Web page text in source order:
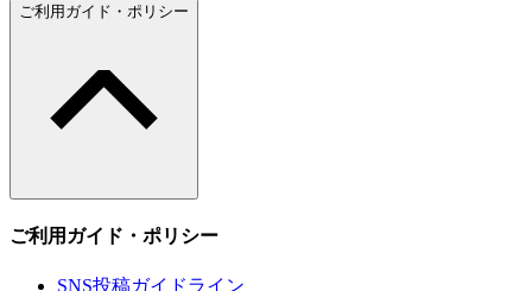
ご利用ガイド・ポリシー
ご利用ガイド・ポリシー
SNS投稿ガイドライン